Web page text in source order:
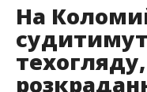
На